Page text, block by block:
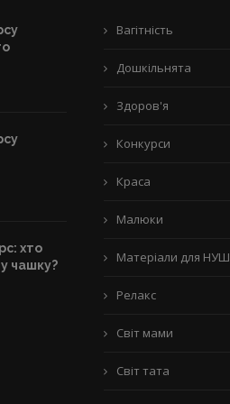
хто
чашку?
Вагітність
Дошкільнята
Здоров'я
Конкурси
Краса
Малюки
Матеріали для НУШ
Релакс
Світ мами
Світ тата